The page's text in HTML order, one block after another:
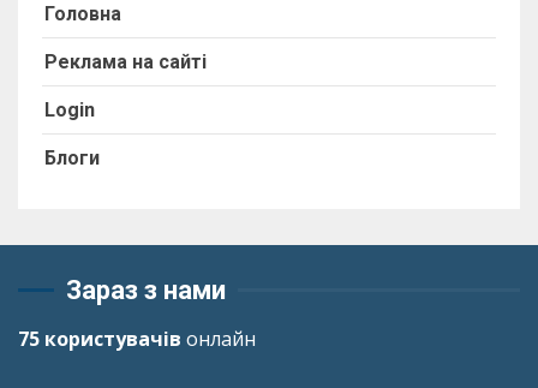
Головна
Реклама на сайті
Login
Блоги
Зараз з нами
75 користувачів онлайн